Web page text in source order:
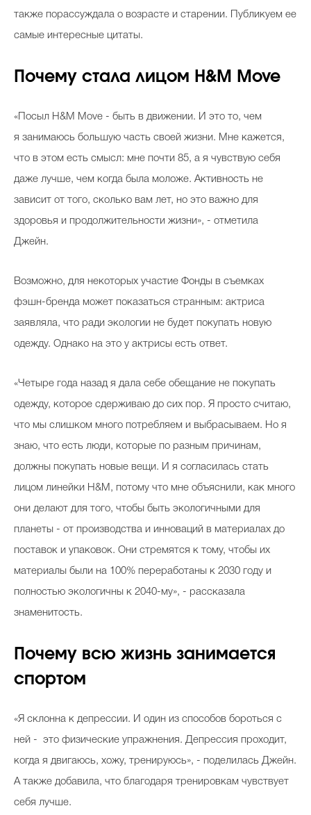
также порассуждала о возрасте и старении. Публикуем ее
самые интересные цитаты.
Почему стала лицом H&M Move
«Посыл H&M Move - быть в движении. И это то, чем
я занимаюсь большую часть своей жизни. Мне кажется,
что в этом есть смысл: мне почти 85, а я чувствую себя
даже лучше, чем когда была моложе. Активность не
зависит от того, сколько вам лет, но это важно для
здоровья и продолжительности жизни», - отметила
Джейн.
Возможно, для некоторых участие Фонды в съемках
фэшн-бренда может показаться странным: актриса
заявляла, что ради экологии не будет покупать новую
одежду. Однако на это у актрисы есть ответ.
«Четыре года назад я дала себе обещание не покупать
одежду, которое сдерживаю до сих пор. Я просто считаю,
что мы слишком много потребляем и выбрасываем. Но я
знаю, что есть люди, которые по разным причинам,
должны покупать новые вещи. И я согласилась стать
лицом линейки H&M, потому что мне объяснили, как много
они делают для того, чтобы быть экологичными для
планеты - от производства и инноваций в материалах до
поставок и упаковок. Они стремятся к тому, чтобы их
материалы были на 100% переработаны к 2030 году и
полностью экологичны к 2040-му», - рассказала
знаменитость.
Почему всю жизнь занимается
спортом
«Я склонна к депрессии. И один из способов бороться с
ней - это физические упражнения. Депрессия проходит,
когда я двигаюсь, хожу, тренируюсь», - поделилась Джейн.
А также добавила, что благодаря тренировкам чувствует
себя лучше.